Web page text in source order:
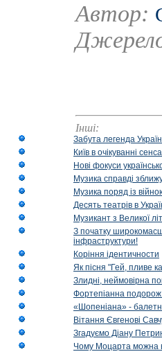
Автор:
Інші:
Забута легенда
Київ в очікуванні
Нові фокуси
Музика справді
Музика поряд із
Десять театрів в
Музикант з Великої
З початку
інфраструктури!
Коріння ідентичности
Як пісня "Гей, пливе
Злидні, неймовірна
Фортепіанна
«Шопеніана» -
Вітання Євгенові
Згадуємо Діану
Чому Моцарта можна